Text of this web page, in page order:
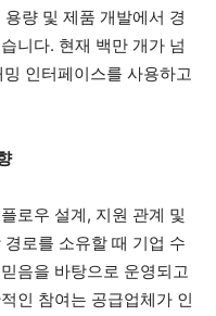
량 및 제품 개발에서 경
니다. 현재 백만 개가 넘
인터페이스를 사용하고
로우 설계, 지원 관계 및
로를 소유할 때 기업 수
음을 바탕으로 운영되고
인 참여는 공급업체가 인